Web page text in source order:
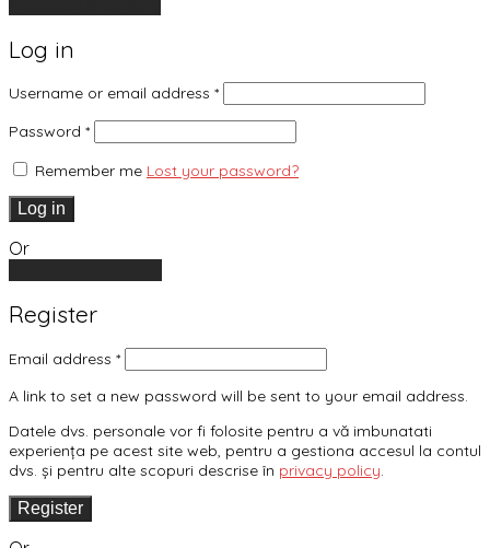
Log in
Username or email address *
Password *
Remember me Lost your password?
Log in
Or
Register
Email address *
A link to set a new password will be sent to your email address.
Datele dvs. personale vor fi folosite pentru a vă imbunatati
experiența pe acest site web, pentru a gestiona accesul la contul
dvs. și pentru alte scopuri descrise în privacy policy.
Register